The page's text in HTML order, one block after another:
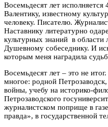
Восемьдесят лет
Валентику, известному
человеку. Писателю.
Наставнику литературно
культурных знаний в области
Душевному собеседнику. И
которым меня наградила
Восемьдесят лет – это не
многое: родной
войны, учебу на историко-
Петрозаводского
журналистском поприще в
правда», в государственной